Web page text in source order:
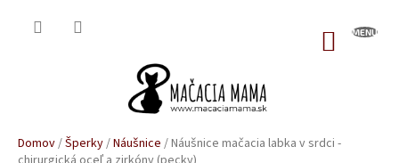
Domov/Šperky/Náušnice /Náušnice mačacia labka v srdci -